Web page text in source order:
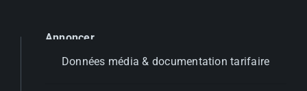
Annoncer
Données média & documentation tarifaire